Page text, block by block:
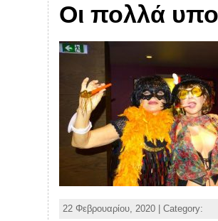
Οι πολλά
22 Φεβρουαρίου, 2020 | Category: